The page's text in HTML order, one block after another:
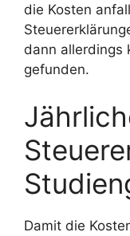
die Kosten
dann allerdings
gefunden.
Damit die